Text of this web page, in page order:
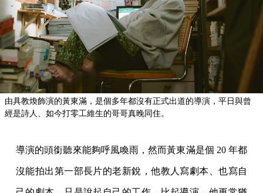
由具教煥飾演的黃東滿，是個多年都沒有正式出道的導演，平日與曾
經是詩人、如今打零工維生的哥哥真晚同住。
導演的頭銜聽來能夠呼風喚雨，然而黃東滿是個 20 年都
沒能拍出第一部長片的老新銳，他教人寫劇本、也寫自